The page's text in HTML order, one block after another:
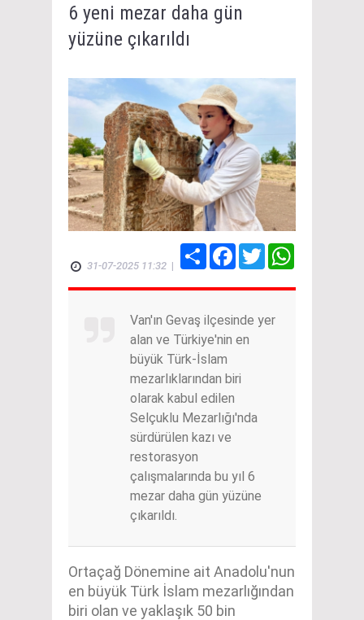
6 yeni mezar daha gün
yüzüne çıkarıldı
31-07-2025 11:32 |
Share FacebookTwitter
Van'ın Gevaş ilçesinde yer
alan ve Türkiye'nin en
büyük Türk-İslam
mezarlıklarından biri
olarak kabul edilen
Selçuklu Mezarlığı'nda
sürdürülen kazı ve
restorasyon
çalışmalarında bu yıl 6
mezar daha gün yüzüne
çıkarıldı.
Ortaçağ Dönemine ait Anadolu'nun
en büyük Türk İslam mezarlığından
biri olan ve yaklaşık 50 bin